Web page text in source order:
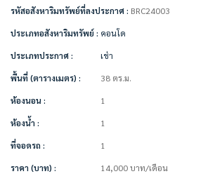
• ตู้เย็นใหญ่ 2ประตู
• เตียง 5 ฟุต + ที่นอน
• ชุดโซฟาห้องนั่งเล่น
• ผ้าม่านทุกจุด
• ไมโครเวฟ + เตาไฟฟ้า + กาน้ำร้อน
• ครัวบิ้วอิน
• ชุดโต๊ะทานข้าว + เก้าอี้
สิ่งอำนวยความสะดวกในโครงการ
• ฟิตเนส
รหัสอสังหาริมทรัพย์ที่ลงประกาศ : BRC24003
ประเภทอสังหาริมทรัพย์ : คอนโด
ประเภทประกาศ :
เช่า
พื้นที่ (ตารางเมตร) :
38 ตร.ม.
ห้องนอน :
1
ห้องน้ำ :
1
ที่จอดรถ :
1
ราคา (บาท) :
14,000บาท/เดือน